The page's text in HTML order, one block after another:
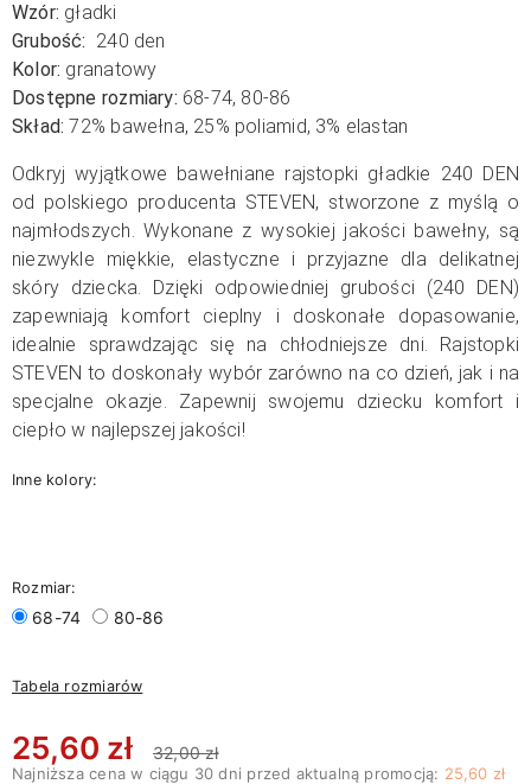
Wzór: gładki
Grubość: 240 den
Kolor: granatowy
Dostępne rozmiary: 68-74, 80-86
Skład: 72% bawełna, 25% poliamid, 3% elastan
Odkryj wyjątkowe bawełniane rajstopki gładkie 240 DEN
od polskiego producenta STEVEN, stworzone z myślą o
najmłodszych. Wykonane z wysokiej jakości bawełny, są
niezwykle miękkie, elastyczne i przyjazne dla delikatnej
skóry dziecka. Dzięki odpowiedniej grubości (240 DEN)
zapewniają komfort cieplny i doskonałe dopasowanie,
idealnie sprawdzając się na chłodniejsze dni. Rajstopki
STEVEN to doskonały wybór zarówno na co dzień, jak i na
specjalne okazje. Zapewnij swojemu dziecku komfort i
ciepło w najlepszej jakości!
Inne kolory:
Rozmiar:
68-74 80-86
Tabela rozmiarów
25,60 zł 32,00 zł
Najniższa cena w ciągu 30 dni przed aktualną promocją: 25,60 zł